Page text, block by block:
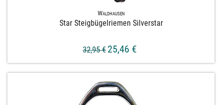
Waldhausen
Star Steigbügelriemen Silverstar
32,95 € 25,46 €